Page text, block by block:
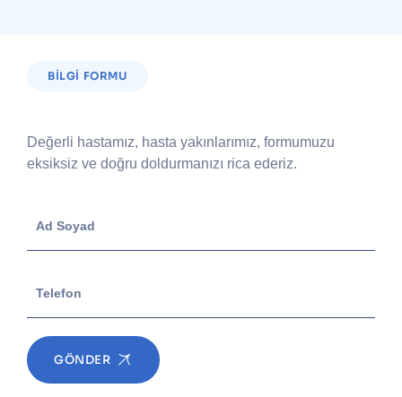
BILGI FORMU
Değerli hastamız, hasta yakınlarımız, formumuzu
eksiksiz ve doğru doldurmanızı rica ederiz.
GÖNDER